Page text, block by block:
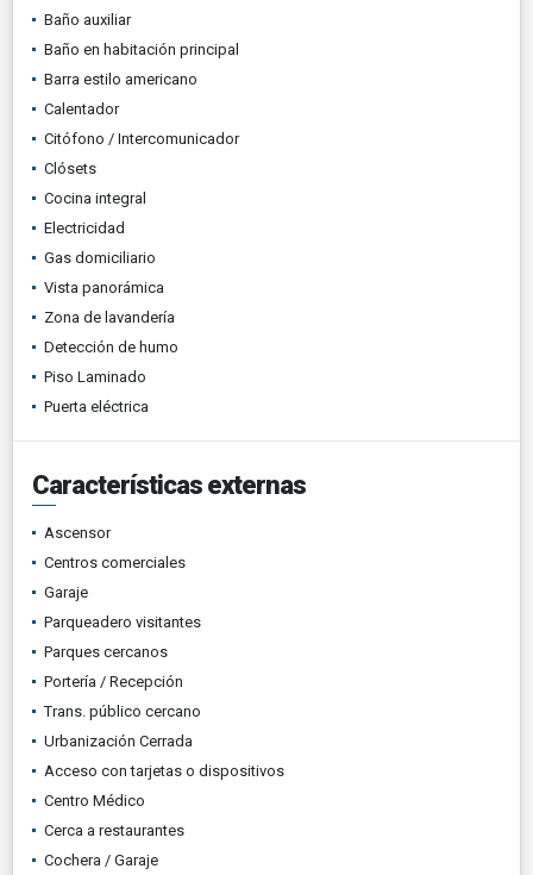
Baño auxiliar
Baño en habitación principal
Barra estilo americano
Calentador
Citófono / Intercomunicador
Clósets
Cocina integral
Electricidad
Gas domiciliario
Vista panorámica
Zona de lavandería
Detección de humo
Piso Laminado
Puerta eléctrica
Características externas
Ascensor
Centros comerciales
Garaje
Parqueadero visitantes
Parques cercanos
Portería / Recepción
Trans. público cercano
Urbanización Cerrada
Acceso con tarjetas o dispositivos
Centro Médico
Cerca a restaurantes
Cochera / Garaje